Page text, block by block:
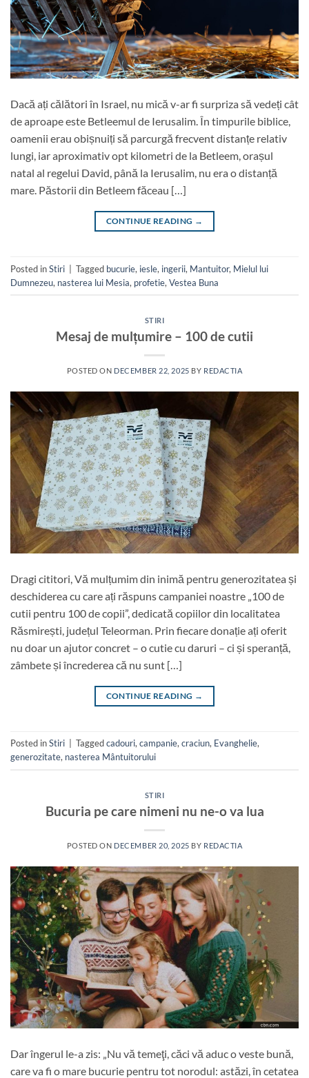
Dacă ați călători în Israel, nu mică v-ar fi surpriza să vedeți cât
de aproape este Betleemul de Ierusalim. În timpurile biblice,
oamenii erau obișnuiți să parcurgă frecvent distanțe relativ
lungi, iar aproximativ opt kilometri de la Betleem, orașul
natal al regelui David, până la Ierusalim, nu era o distanță
mare. Păstorii din Betleem făceau […]
CONTINUE READING →
Posted inStiri | Tagged bucurie, iesle, ingerii, Mantuitor, Mielul lui
Dumnezeu, nasterea lui Mesia, profetie, Vestea Buna
STIRI
Mesaj de mulțumire – 100 de cutii
POSTED ON DECEMBER 22, 2025 BY REDACTIA
Dragi cititori, Vă mulțumim din inimă pentru generozitatea și
deschiderea cu care ați răspuns campaniei noastre „100 de
cutii pentru 100 de copii”, dedicată copiilor din localitatea
Răsmirești, județul Teleorman. Prin fiecare donație ați oferit
nu doar un ajutor concret – o cutie cu daruri – ci și speranță,
zâmbete și încrederea că nu sunt […]
CONTINUE READING →
Posted inStiri Taggedcadouri,campanie,craciun, Evanghelie,
generozitate, nasterea Mântuitorului
STIRI
Bucuria pe care nimeni nu ne-o va lua
POSTED ON DECEMBER 20, 2025 BY REDACTIA
Dar îngerul le-a zis: „Nu vă temeţi, căci vă aduc o veste bună,
care va fi o mare bucurie pentru tot norodul: astăzi, în cetatea